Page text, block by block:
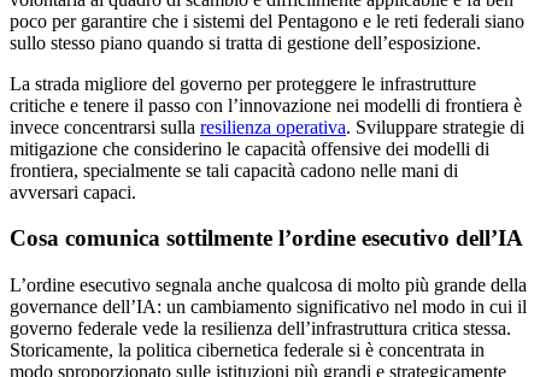
poco per garantire che i sistemi del Pentagono e le reti federali siano
sullo stesso piano quando si tratta di gestione dell’esposizione.
La strada migliore del governo per proteggere le infrastrutture
critiche e tenere il passo con l’innovazione nei modelli di frontiera è
invece concentrarsi sulla resilienza operativa. Sviluppare strategie di
mitigazione che considerino le capacità offensive dei modelli di
frontiera, specialmente se tali capacità cadono nelle mani di
avversari capaci.
Cosa comunica sottilmente l’ordine esecutivo dell’IA
L’ordine esecutivo segnala anche qualcosa di molto più grande della
governance dell’IA: un cambiamento significativo nel modo in cui il
governo federale vede la resilienza dell’infrastruttura critica stessa.
Storicamente, la politica cibernetica federale si è concentrata in
modo sproporzionato sulle istituzioni più grandi e strategicamente